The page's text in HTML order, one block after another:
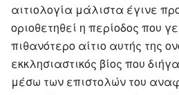
αιτιολογία μάλιστα έγινε
οριοθετηθεί η περίοδος που
πιθανότερο αίτιο αυτής της
εκκλησιαστικός βίος που
μέσω των επιστολών του